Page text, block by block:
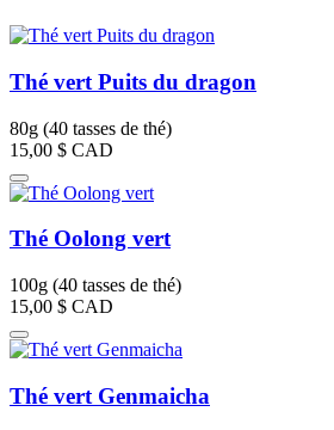
Thé vert Puits du dragon
80g (40 tasses de thé)
15,00 $ CAD
Thé Oolong vert
100g (40 tasses de thé)
15,00 $ CAD
Thé vert Genmaicha